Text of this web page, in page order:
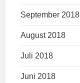
September 2018
August 2018
Juli 2018
Juni 2018